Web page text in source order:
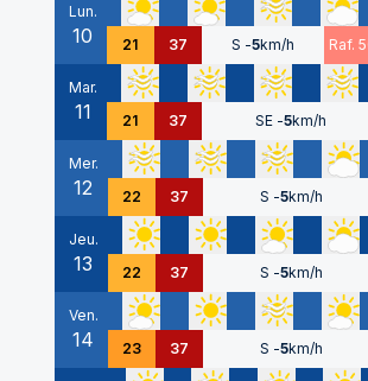
Lun.
10 21 37 S -5km/h Raf.
Mar.
11 21 37 SE -5km/h
Mer.
12 22 37 S -5km/h
Jeu.
13 22 37 S -5km/h
Ven.
14 23 37 S -5km/h